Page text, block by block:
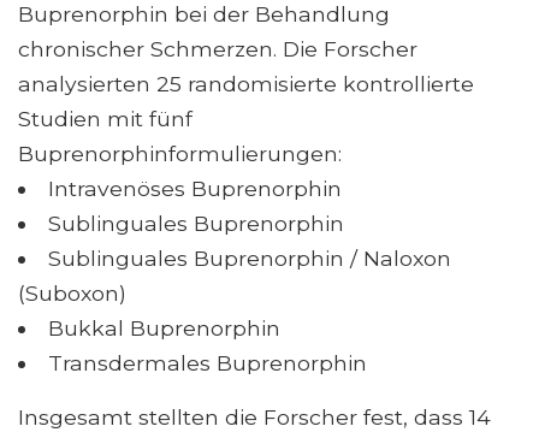
Buprenorphin bei der Behandlung
chronischer Schmerzen. Die Forscher
analysierten 25 randomisierte kontrollierte
Studien mit fünf
Buprenorphinformulierungen:
Intravenöses Buprenorphin
Sublinguales Buprenorphin
Sublinguales Buprenorphin / Naloxon
(Suboxon)
Bukkal Buprenorphin
Transdermales Buprenorphin
Insgesamt stellten die Forscher fest, dass 14